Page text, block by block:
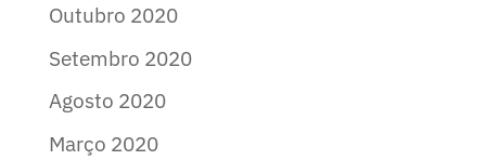
Outubro 2020
Setembro 2020
Agosto 2020
Março 2020